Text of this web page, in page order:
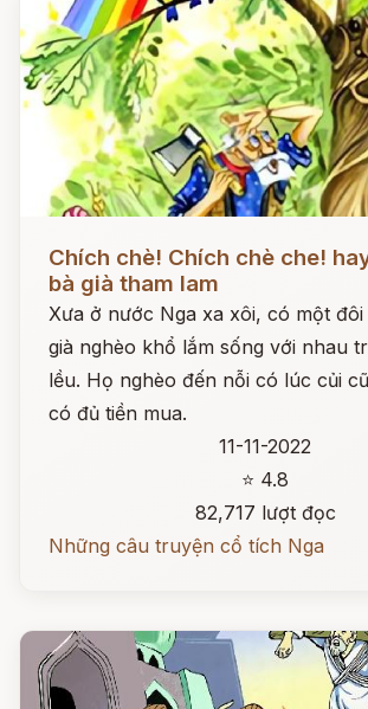
Chích chè! Chích chè che!
bà già tham lam
Xưa ở nước Nga xa xôi, có một
già nghèo khổ lắm sống với nhau
lều. Họ nghèo đến nỗi có lúc củi
có đủ tiền mua.
11-11-2022
⭐ 4.8
82,717 lượt đọc
Những câu truyện cổ tích Nga